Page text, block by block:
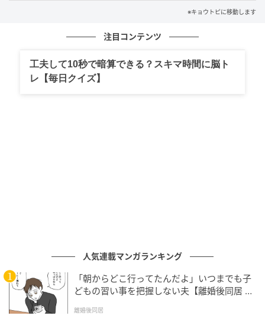
その上可愛い白玉入りとなると期待度Max！
今回は娘との来店だったので、別に「バスクチーズケ
※キョウトピに移動します
注目コンテンツ
工夫して10秒で暗算できる？スキマ時間に脳ト
レ【毎日クイズ】
人気連載マンガランキング
「朝からどこ行ってたんだよ」いつまでも子
どもの習い事を把握しない夫【離婚後同居 Vo
離婚後同居